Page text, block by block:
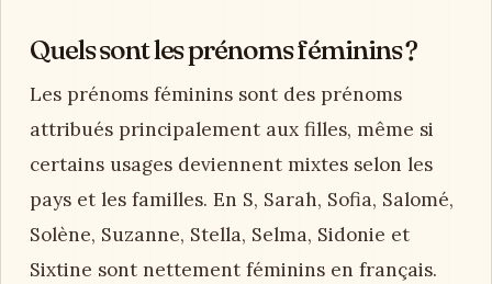
Quels sont les prénoms féminins ?
Les prénoms féminins sont des prénoms
attribués principalement aux filles, même si
certains usages deviennent mixtes selon les
pays et les familles. En S, Sarah, Sofia, Salomé,
Solène, Suzanne, Stella, Selma, Sidonie et
Sixtine sont nettement féminins en français.